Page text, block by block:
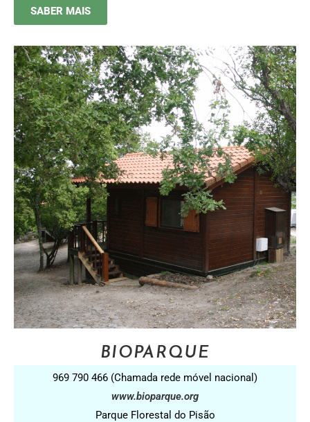
SABER MAIS
BIOPARQUE
969 790 466 (Chamada rede móvel nacional)
www.bioparque.org
Parque Florestal do Pisão